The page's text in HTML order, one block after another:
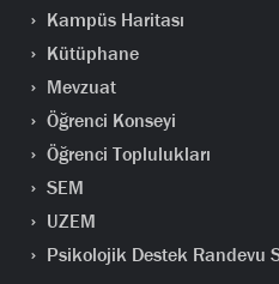
Kampüs Haritası
Kütüphane
Mevzuat
Öğrenci Konseyi
Öğrenci Toplulukları
SEM
UZEM
Psikolojik Destek Randevu